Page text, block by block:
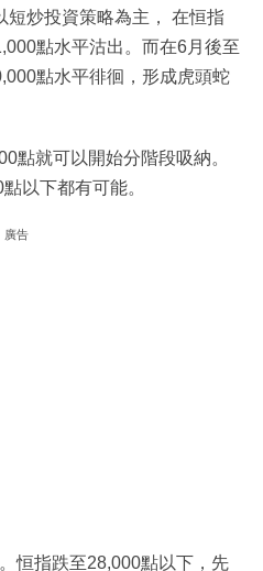
炒投資策略為主， 在恒指
點水平沽出。而在6月後至
點水平徘徊，形成虎頭蛇
點就可以開始分階段吸納。
以下都有可能。
廣告
恒指跌至28,000點以下，先